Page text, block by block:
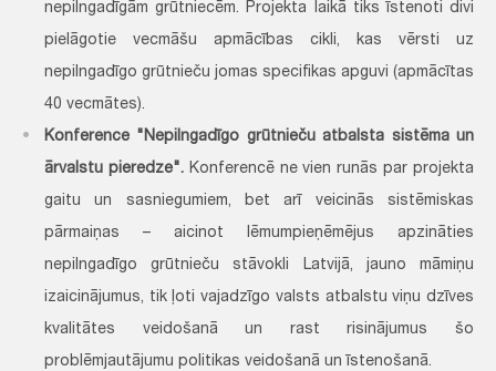
nepilngadīgām grūtniecēm. Projekta laikā tiks īstenoti divi
pielāgotie vecmāšu apmācības cikli, kas vērsti uz
nepilngadīgo grūtnieču jomas specifikas apguvi (apmācītas
40 vecmātes).
Konference "Nepilngadīgo grūtnieču atbalsta sistēma un
ārvalstu pieredze".Konferencē ne vien runās par projekta
gaitu un sasniegumiem, bet arī veicinās sistēmiskas
pārmaiņas – aicinot lēmumpieņēmējus apzināties
nepilngadīgo grūtnieču stāvokli Latvijā, jauno māmiņu
izaicinājumus, tik ļoti vajadzīgo valsts atbalstu viņu dzīves
kvalitātes veidošanā un rast risinājumus šo
problēmjautājumu politikas veidošanā un īstenošanā.